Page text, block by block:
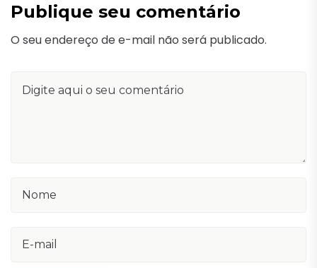
Publique seu comentário
O seu endereço de e-mail não será publicado.